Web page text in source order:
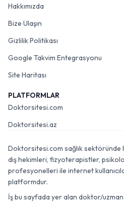
Hakkımızda
Bize Ulaşın
Gizlilik Politikası
Google Takvim Entegrasyonu
Site Haritası
PLATFORMLAR
Doktorsitesi.com
Doktorsitesi.az
Doktorsitesi.com sağlık sektöründe
diş hekimleri, fizyoterapistler,
profesyonelleri ile internet
platformdur.
İş bu sayfada yer alan doktor/uzman